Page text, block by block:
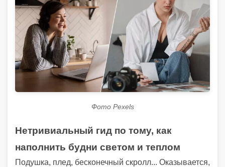
Фото Pexels
Нетривиальный гид по тому, как
наполнить будни светом и теплом
Подушка, плед, бесконечный скролл... Оказывается,